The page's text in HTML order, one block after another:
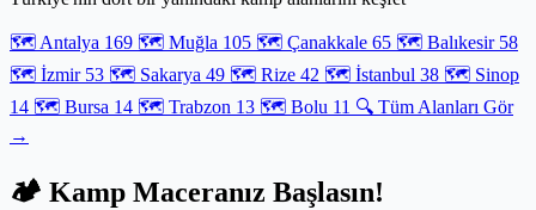
🗺️ Antalya 169 🗺️ Muğla 105 🗺️ Çanakkale 65 🗺️ Balıkesir 58
🗺️ İzmir 53 🗺️ Sakarya 49 🗺️ Rize 42 🗺️ İstanbul 38 🗺️ Sinop
14 🗺️ Bursa 14 🗺️ Trabzon 13 🗺️ Bolu 11 🔍 Tüm Alanları Gör
→
🏕️ Kamp Maceranız Başlasın!